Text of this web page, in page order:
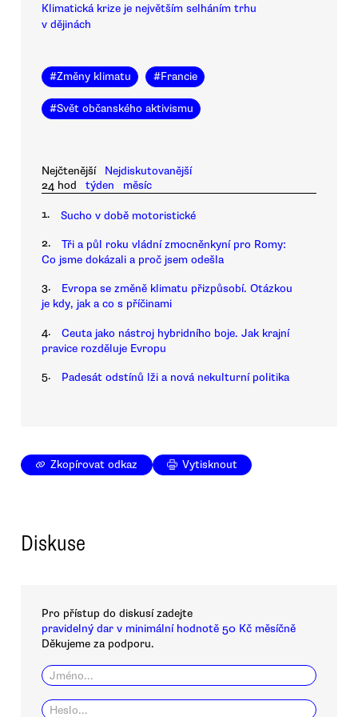
Klimatická krize je největším selháním trhu
v dějinách
#Změny klimatu #Francie
#Svět občanského aktivismu
Nejčtenější
Nejdiskutovanější
24 hod
týden měsíc
1. Sucho v době motoristické
2.
Tři a půl roku vládní zmocněnkyní pro Romy:
Co jsme dokázali a proč jsem odešla
3.
Evropa se změně klimatu přizpůsobí. Otázkou
je kdy, jak a co s příčinami
4.
Ceuta jako nástroj hybridního boje. Jak krajní
pravice rozděluje Evropu
5. Padesát odstínů lži a nová nekulturní politika
Zkopírovat odkaz Vytisknout
Diskuse
Pro přístup do diskusí zadejte
pravidelný dar v minimální hodnotě 50 Kč měsíčně
Děkujeme za podporu.